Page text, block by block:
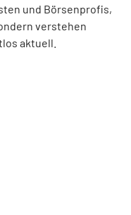
und Börsenprofis,
verstehen
aktuell.